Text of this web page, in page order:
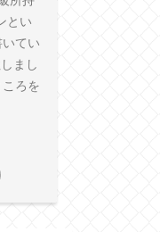
とい
てい
まし
ろを